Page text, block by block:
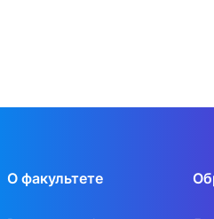
О факультете